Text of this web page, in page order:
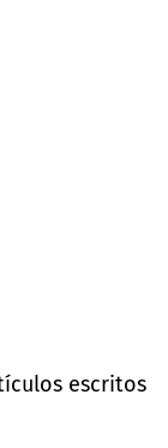
escritos